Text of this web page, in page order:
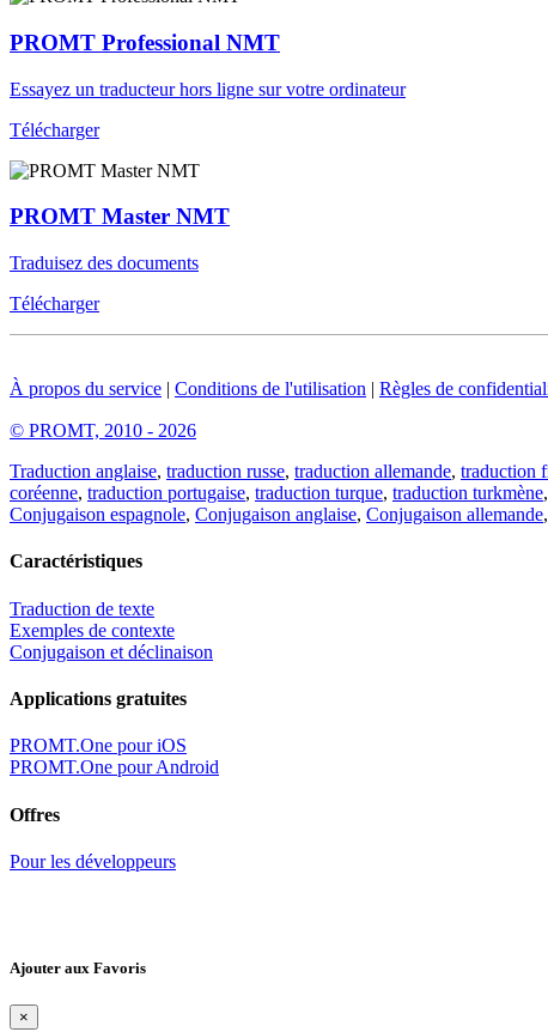
PROMT Professional NMT
Essayez un traducteur hors ligne sur votre ordinateur
Télécharger
PROMT Master NMT
Traduisez des documents
Télécharger
À propos du service | Conditions de l'utilisation | Règles de
© PROMT, 2010 - 2026
Traduction anglaise, traduction russe, traduction allemande, traduction
coréenne, traduction portugaise, traduction turque, traduction turkmène,
Conjugaison espagnole, Conjugaison anglaise, Conjugaison allemande,
Caractéristiques
Traduction de texte
Exemples de contexte
Conjugaison et déclinaison
Applications gratuites
PROMT.One pour iOS
PROMT.One pour Android
Offres
Pour les développeurs
Ajouter aux Favoris
×